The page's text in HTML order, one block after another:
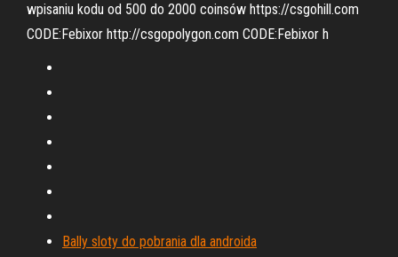
wpisaniu kodu od 500 do 2000 coinsów https://csgohill.com
CODE:Febixor http://csgopolygon.com CODE:Febixor h
Bally sloty do pobrania dla androida